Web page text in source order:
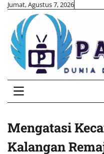
Skip
content
Jumat, Agustus 7, 2026
Mengatasi
Kalangan